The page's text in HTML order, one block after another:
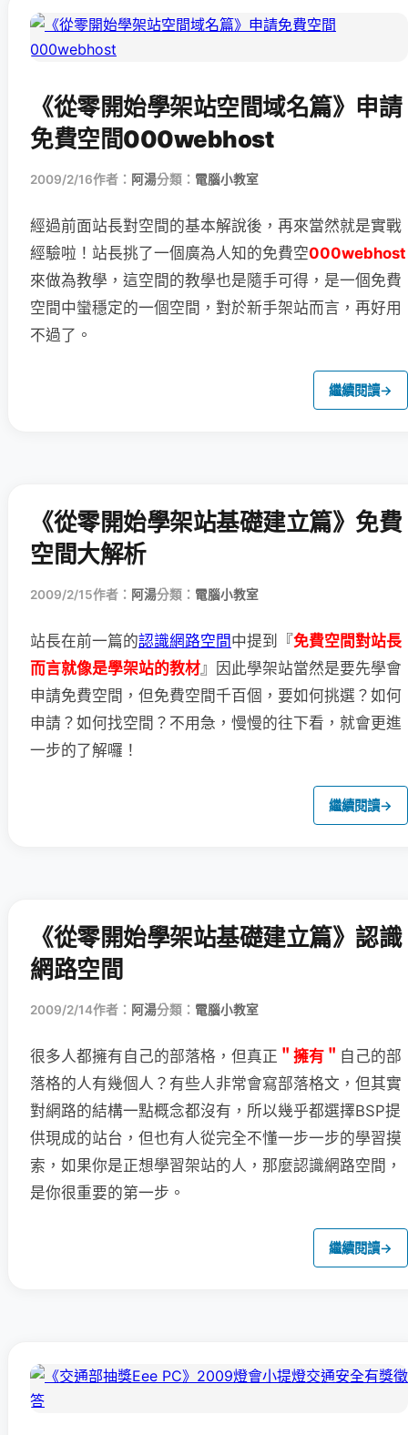
《從零開始學架站空間域名篇》申請
免費空間000webhost
2009/2/16作者： 阿湯分類： 電腦小教室
經過前面站長對空間的基本解說後，再來當然就是實戰
經驗啦！ 站長挑了一個廣為人知的免費空000webhost
來做為教學，這空間的教學也是隨手可得，是一個免費
空間中蠻穩定的一個空間，對於新手架站而言，再好用
不過了。
繼續閱讀→
《從零開始學架站基礎建立篇》免費
空間大解析
2009/2/15作者： 阿湯分類： 電腦小教室
站長在前一篇的認識網路空間中提到 『免費空間對站長
而言就像是學架站的教材』 因此學架站當然是要先學會
申請免費空間，但免費空間千百個，要如何挑選？ 如何
申請？如何找空間？不用急，慢慢的往下看，就會更進
一步的了解囉！
繼續閱讀→
《從零開始學架站基礎建立篇》認識
網路空間
2009/2/14作者： 阿湯分類： 電腦小教室
很多人都擁有自己的部落格，但真正 ＂擁有＂ 自己的部
落格的人有幾個人？ 有些人非常會寫部落格文，但其實
對網路的結構一點概念都沒有，所以幾乎都選擇BSP提
供現成的站台，但也有人從完全不懂一步一步的學習摸
索，如果你是正想學習架站的人，那麼認識網路空間，
是你很重要的第一步。
繼續閱讀→